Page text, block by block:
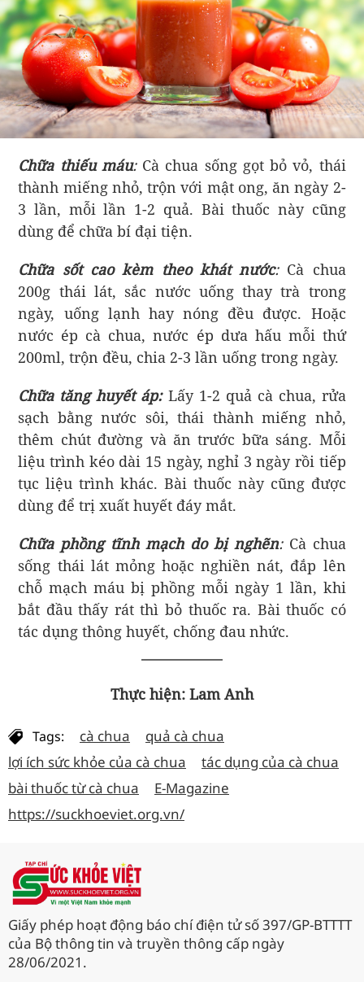
Chữa thiếu máu: Cà chua sống gọt bỏ vỏ, thái
thành miếng nhỏ, trộn với mật ong, ăn ngày 2-
3 lần, mỗi lần 1-2 quả. Bài thuốc này cũng
dùng để chữa bí đại tiện.
Chữa sốt cao kèm theo khát nước:Cà chua
200g thái lát, sắc nước uống thay trà trong
ngày, uống lạnh hay nóng đều được. Hoặc
nước ép cà chua, nước ép dưa hấu mỗi thứ
200ml, trộn đều, chia 2-3 lần uống trong ngày.
Chữa tăng huyết áp: Lấy 1-2 quả cà chua, rửa
sạch bằng nước sôi, thái thành miếng nhỏ,
thêm chút đường và ăn trước bữa sáng. Mỗi
liệu trình kéo dài 15 ngày, nghỉ 3 ngày rồi tiếp
tục liệu trình khác. Bài thuốc này cũng được
dùng để trị xuất huyết đáy mắt.
Chữa phồng tĩnh mạch do bị nghẽn: Cà chua
sống thái lát mỏng hoặc nghiền nát, đắp lên
chỗ mạch máu bị phồng mỗi ngày 1 lần, khi
bắt đầu thấy rát thì bỏ thuốc ra. Bài thuốc có
tác dụng thông huyết, chống đau nhức.
Thực hiện: Lam Anh
Tags: cà chua
quả cà chua
lợi ích sức khỏe của cà chua
tác dụng của cà chua
bài thuốc từ cà chua
E-Magazine
https://suckhoeviet.org.vn/
Giấy phép hoạt động báo chí điện tử số 397/GP-BTTTT
của Bộ thông tin và truyền thông cấp ngày
28/06/2021.